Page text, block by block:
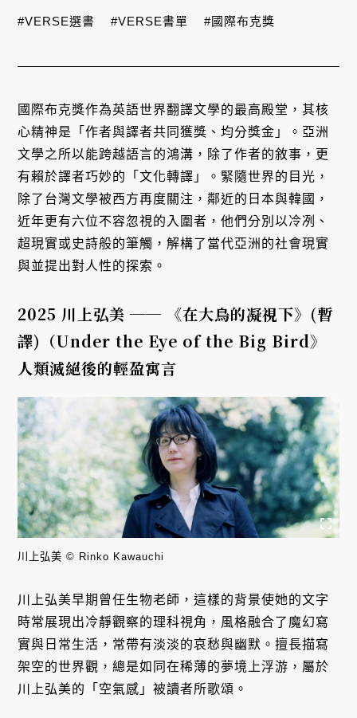
國際布克獎作為英語世界翻譯文學的最高殿堂，其核
心精神是「作者與譯者共同獲獎、均分獎金」。亞洲
文學之所以能跨越語言的鴻溝，除了作者的敘事，更
有賴於譯者巧妙的「文化轉譯」。緊隨世界的目光，
除了台灣文學被西方再度關注，鄰近的日本與韓國，
近年更有六位不容忽視的入圍者，他們分別以冷冽、
超現實或史詩般的筆觸，解構了當代亞洲的社會現實
與並提出對人性的探索。
2025 川上弘美 ── 《在大鳥的凝視下》(暫
譯)（Under the Eye of the Big Bird》
人類滅絕後的輕盈寓言
川上弘美 © Rinko Kawauchi
川上弘美早期曾任生物老師，這樣的背景使她的文字
時常展現出冷靜觀察的理科視角，風格融合了魔幻寫
實與日常生活，常帶有淡淡的哀愁與幽默。擅長描寫
架空的世界觀，總是如同在稀薄的夢境上浮游，屬於
川上弘美的「空氣感」被讀者所歌頌。
#VERSE選書 #VERSE書單 #國際布克獎